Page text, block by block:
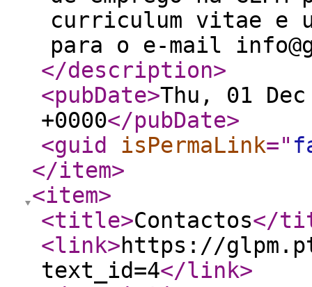
curriculum vitae e
para o e-mail
</description>
<pubDate>Thu, 01
+0000</pubDate>
<guid
isPermaLink="
</item>
<item>
<title>Contactos</
<link>https://
text_id=4</link>